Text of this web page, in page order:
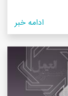
ادامه خبر